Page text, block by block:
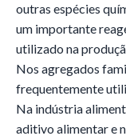
outras espécies
um importante
utilizado na
Nos agregados
frequentemente
Na indústria
aditivo alimentar e